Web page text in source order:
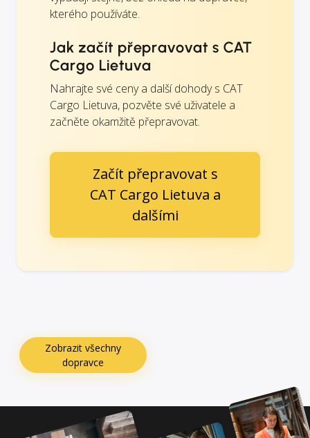
kterého používáte.
Jak začít přepravovat s CAT
Cargo Lietuva
Nahrajte své ceny a další dohody s CAT
Cargo Lietuva, pozvěte své uživatele a
začněte okamžitě přepravovat.
Začít přepravovat s
CAT Cargo Lietuva a
dalšími
Zobrazit všechny
dopravce